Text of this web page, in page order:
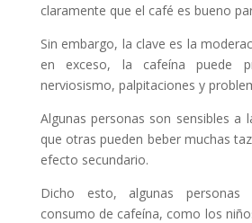
claramente que el café es bueno
Sin embargo, la clave es la
en exceso, la cafeína puede
nerviosismo, palpitaciones y
Algunas personas son sensibles a
que otras pueden beber muchas
efecto secundario.
Dicho esto, algunas
consumo de cafeína, como los